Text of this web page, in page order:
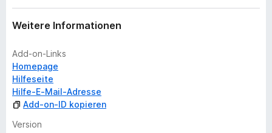
g
n
o
r
Weitere Informationen
Add-on-Links
Homepage
Hilfeseite
Hilfe-E-Mail-Adresse
Add-on-ID kopieren
Version